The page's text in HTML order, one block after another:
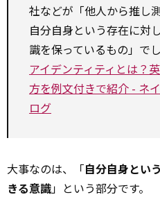
社などが「他人から推し
自分自身という存在に対
識を保っているもの」でし
アイデンティティとは？
方を例文付きで紹介 - ネ
ログ
大事なのは、「自分自身とい
きる意識」という部分です。